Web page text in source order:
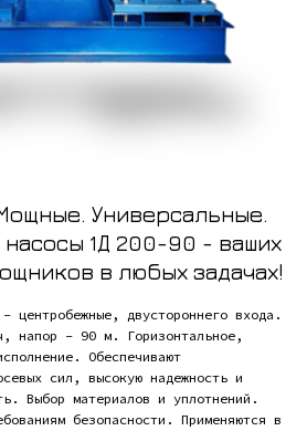
Универсальные.
насосы 1Д 200-90 - ваших
в любых задачах!
центробежные, двустороннего входа.
напор - 90 м. Горизонтальное,
Обеспечивают
сил, высокую надежность и
Выбор материалов и уплотнений.
безопасности. Применяются в